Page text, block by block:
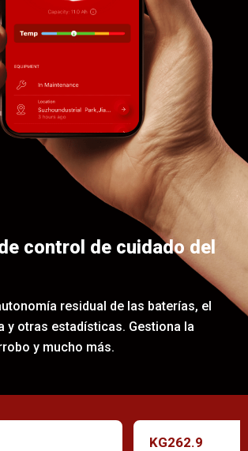
control de cuidado del
residual de las baterías, el
y otras estadísticas. Gestiona la
y mucho más.
KG262.9